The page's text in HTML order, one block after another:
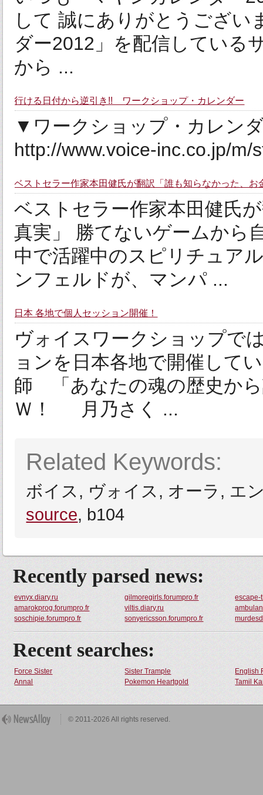
して 誠にありがとうござ
ダー2012」を配信している
から ...
行ける日付から逆引き!! ワークショップ・カレンダー
▼ワークショップ・カレン
http://www.voice-inc.co.jp/m/
ベストセラー作家本田健氏が翻訳「誰も知らなかった、お
ベストセラー作家本田健氏
真実」 勝てないゲームから
中で活躍中のスピリチュア
ンフェルドが、マンパ ...
日本 各地で個人セッション開催！
ヴォイスワークショップで
ョンを日本各地で開催し
師 「あなたの魂の歴史か
Ｗ！ 月乃さく ...
Related Keywords:
ボイス, ヴォイス, オーラ, エ
source, b104
Recently parsed news:
evnyx.diary.ru gilmoregirls.forumpro.fr
escape-
amarokprog.forumpro.fr
viltis.diary.ru
soschipie.forumpro.fr
sonyericsson.forumpro.fr
Recent searches:
Force Sister Sister Trample
English
Annal
Pokemon Heartgold Tamil
© 2011-2026 All rights reserved.